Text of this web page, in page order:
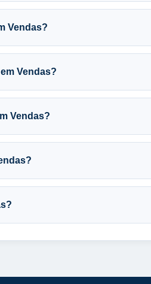
Vendas?
Vendas?
Vendas?